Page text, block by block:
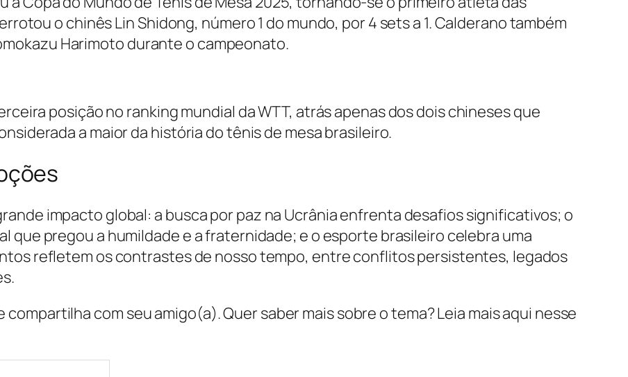
o chinês Lin Shidong, número 1 do mundo, por 4 sets a 1. Calderano também
Harimoto durante o campeonato.
posição no ranking mundial da WTT, atrás apenas dos dois chineses que
a maior da história do tênis de mesa brasileiro.
impacto global: a busca por paz na Ucrânia enfrenta desafios significativos; o
que pregou a humildade e a fraternidade; e o esporte brasileiro celebra uma
refletem os contrastes de nosso tempo, entre conflitos persistentes, legados
com seu amigo(a). Quer saber mais sobre o tema? Leia mais aqui nesse